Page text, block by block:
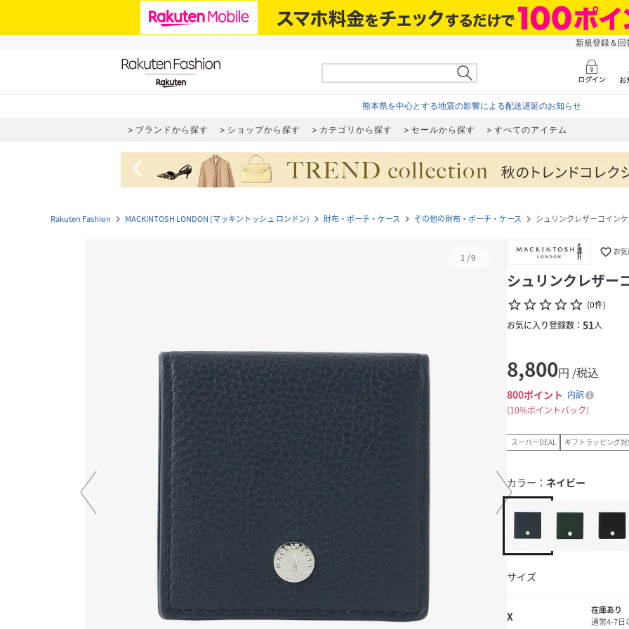
新規登録＆
熊本県を中心とする地震の影響による配送遅延のお知らせ
ブランドから探す ショップから探す カテゴリから探す セールから探す すべてのアイテム
navigate_before
Rakuten Fashion navigate_next MACKINTOSH LONDON (マッキントッシュ ロンドン) navigate_next 財布・ポーチ・ケース navigate_next その他の財布・ポーチ・ケース navigate_next シュリンクレザーコイン
1 /9 favorite_border お
シュリンクレザー
star_borderstar_borderstar_borderstar_borderstar_border (0件)
お気に入り登録数： 51人
8,800円 /税込
800ポイント 内訳
10%ポイントバック
スーパーDEAL ギフトラッピング対
カラー： ネイビー
サイズ
X
在庫あり
通常4-7日